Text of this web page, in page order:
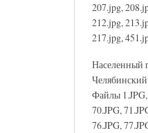
207.jpg,
212.jpg,
217.jpg,
Населенный
Файлы 1.JPG,
70.JPG,
76.JPG,